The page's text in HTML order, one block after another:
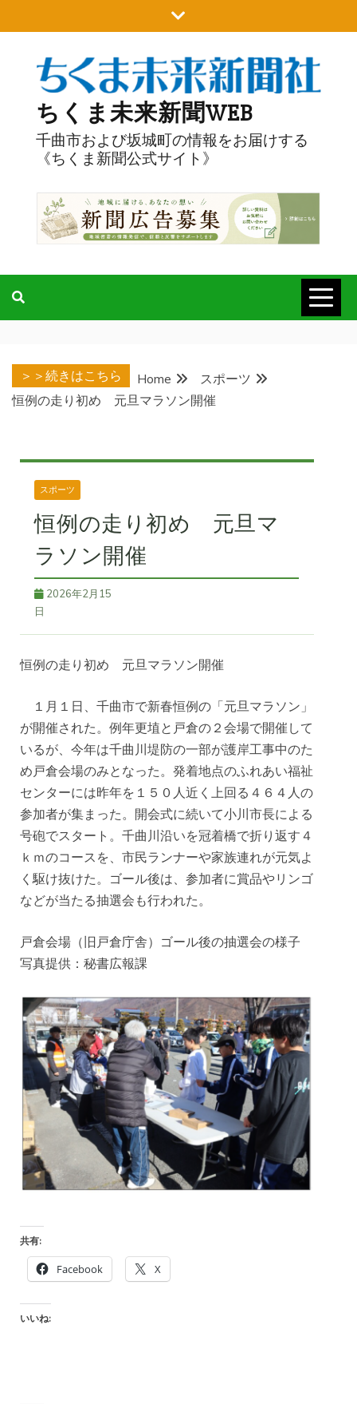
to
ちくま未来新聞WEB
千曲市および坂城町の情報をお届けする
《ちくま新聞公式サイト》
＞＞続きはこちら Home
スポーツ
恒例の走り初め 元旦マラソン開催
スポーツ
恒例の走り初め 元旦マ
ラソン開催
2026年2月15
日
恒例の走り初め 元旦マラソン開催
１月１日、千曲市で新春恒例の「元旦マラソン」
が開催された。例年更埴と戸倉の２会場で開催して
いるが、今年は千曲川堤防の一部が護岸工事中のた
め戸倉会場のみとなった。発着地点のふれあい福祉
センターには昨年を１５０人近く上回る４６４人の
参加者が集まった。開会式に続いて小川市長による
号砲でスタート。千曲川沿いを冠着橋で折り返す４
ｋｍのコースを、市民ランナーや家族連れが元気よ
く駆け抜けた。ゴール後は、参加者に賞品やリンゴ
などが当たる抽選会も行われた。
戸倉会場（旧戸倉庁舎）ゴール後の抽選会の様子
写真提供：秘書広報課
共有:
Facebook X
いいね: